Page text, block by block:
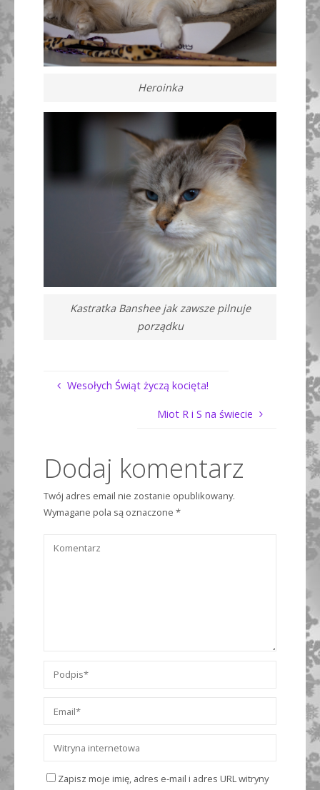
Heroinka
Kastratka Banshee jak zawsze pilnuje
porządku
Wesołych Świąt życzą kocięta!
Miot R i S na świecie
Dodaj komentarz
Twój adres email nie zostanie opublikowany.
Wymagane pola są oznaczone *
Zapisz moje imię, adres e-mail i adres URL witryny